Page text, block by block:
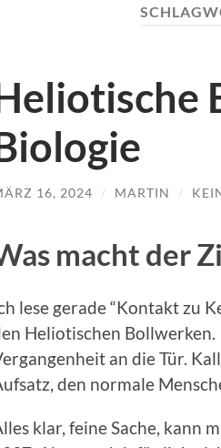
16, 2024 / MARTIN /
macht der
lese gerade “Kontakt zu
Heliotischen Bollwerken.
an die Tür.
den normale
klar, feine Sache, kann